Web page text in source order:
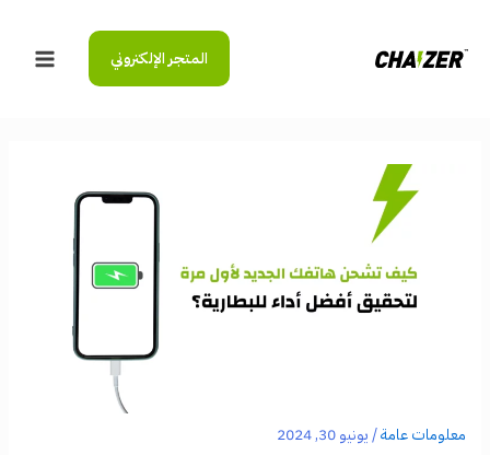
المحتوى
المتجر الإلكتروني
Main
معلومات عامة/يونيو 30, 2024